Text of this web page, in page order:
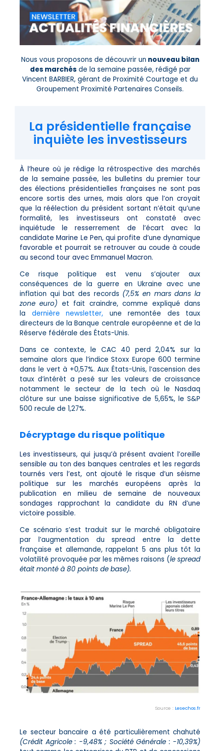
Nous vous proposons de découvrir un nouveau bilan
des marchésde la semaine passée, rédigé par
Vincent BARBIER, gérant de Proximité Courtage et du
Groupement Proximité Partenaires Conseils.
La présidentielle française
inquiète les investisseurs
À l’heure où je rédige la rétrospective des marchés
de la semaine passée, les bulletins du premier tour
des élections présidentielles françaises ne sont pas
encore sortis des urnes, mais alors que l’on croyait
que la réélection du président sortant n’était qu’une
formalité, les investisseurs ont constaté avec
inquiétude le resserrement de l’écart avec la
candidate Marine Le Pen, qui profite d’une dynamique
favorable et pourrait se retrouver au coude à coude
au second tour avec Emmanuel Macron.
Ce risque politique est venu s’ajouter aux
conséquences de la guerre en Ukraine avec une
inflation qui bat des records (7,5% en mars dans la
zone euro) et fait craindre, comme expliqué dans
la dernière newsletter, une remontée des taux
directeurs de la Banque centrale européenne et de la
Réserve fédérale des États-Unis.
Dans ce contexte, le CAC 40 perd 2,04% sur la
semaine alors que l’indice Stoxx Europe 600 termine
dans le vert à +0,57%. Aux États-Unis, l’ascension des
taux d’intérêt a pesé sur les valeurs de croissance
notamment le secteur de la tech où le Nasdaq
clôture sur une baisse significative de 5,65%, le S&P
500 recule de 1,27%.
Décryptage du risque politique
Les investisseurs, qui jusqu’à présent avaient l’oreille
sensible au ton des banques centrales et les regards
tournés vers l’est, ont ajouté le risque d’un séisme
politique sur les marchés européens après la
publication en milieu de semaine de nouveaux
sondages rapprochant la candidate du RN d’une
victoire possible.
Ce scénario s’est traduit sur le marché obligataire
par l’augmentation du spread entre la dette
française et allemande, rappelant 5 ans plus tôt la
volatilité provoquée par les mêmes raisons (le spread
était monté à 80 points de base).
Source : Lesechos.fr
Le secteur bancaire a été particulièrement chahuté
(Crédit Agricole : -9,48% ; Société Générale : -10,39%)